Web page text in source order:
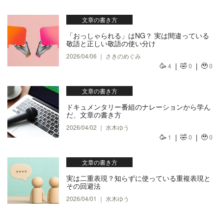
文章の書き方
「おっしゃられる」はNG？ 実は間違っている
敬語と正しい敬語の使い分け
2026/04/06 ｜ さきのめぐみ
🥳 4 🤣0 🥹0
文章の書き方
ドキュメンタリー番組のナレーションから学ん
だ、文章の書き方
2026/04/02 ｜ 水木ゆう
🥳 1 🤣0 🥹0
文章の書き方
実は二重表現？知らずに使っている重複表現と
その回避法
2026/04/01 ｜ 水木ゆう